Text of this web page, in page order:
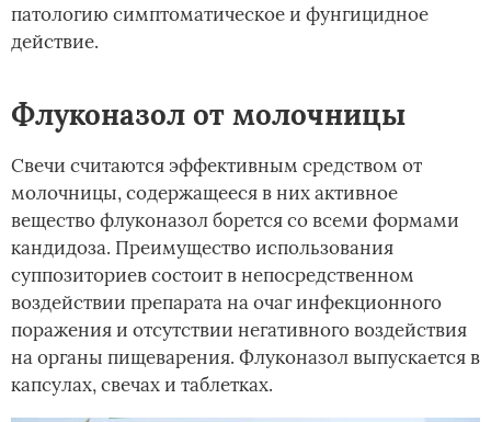
патологию симптоматическое и фунгицидное
действие.
Флуконазол от молочницы
Свечи считаются эффективным средством от
молочницы, содержащееся в них активное
вещество флуконазол борется со всеми формами
кандидоза. Преимущество использования
суппозиториев состоит в непосредственном
воздействии препарата на очаг инфекционного
поражения и отсутствии негативного воздействия
на органы пищеварения. Флуконазол выпускается в
капсулах, свечах и таблетках.